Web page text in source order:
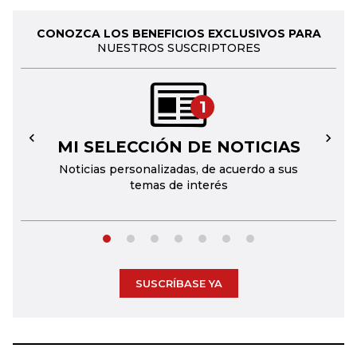
CONOZCA LOS BENEFICIOS EXCLUSIVOS PARA
NUESTROS SUSCRIPTORES
1
MI SELECCIÓN DE NOTICIAS
Noticias personalizadas, de acuerdo a sus
temas de interés
← →
SUSCRÍBASE YA